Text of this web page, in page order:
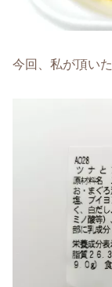
今回、私が頂いた